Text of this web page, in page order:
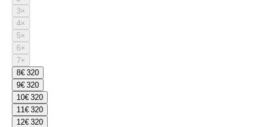
3×
4×
5×
6×
7×
8€ 320
9€ 320
10€ 320
11€ 320
12€ 320